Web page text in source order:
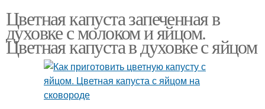
Цветная капуста запеченная в
духовке с молоком и яйцом.
Цветная капуста в духовке с яйцом